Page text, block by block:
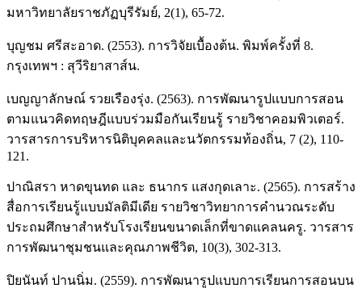
มหาวิทยาลัยราชภัฏบุรีรัมย์, 2(1), 65-72.
บุญชม ศรีสะอาด. (2553). การวิจัยเบื้องต้น. พิมพ์ครั้งที่ 8.
กรุงเทพฯ : สุวีริยาสาส์น.
เบญญาลักษณ์ รวยเรืองรุ่ง. (2563). การพัฒนารูปแบบการสอน
ตามแนวคิดทฤษฎีแบบร่วมมือกันเรียนรู้ รายวิชาคอมพิวเตอร์.
วารสารการบริหารนิติบุคคลและนวัตกรรมท้องถิ่น, 7 (2), 110-
121.
ปาณิสรา หาดขุนทด และ ธนากร แสงกุดเลาะ. (2565). การสร้าง
สื่อการเรียนรู้แบบมัลติมีเดีย รายวิชาวิทยาการคำนวณระดับ
ประถมศึกษาสำหรับโรงเรียนขนาดเล็กที่ขาดแคลนครู. วารสาร
การพัฒนาชุมชนและคุณภาพชีวิต, 10(3), 302-313.
ปิยนันท์ ปานนิ่ม. (2559). การพัฒนารูปแบบการเรียนการสอนบน